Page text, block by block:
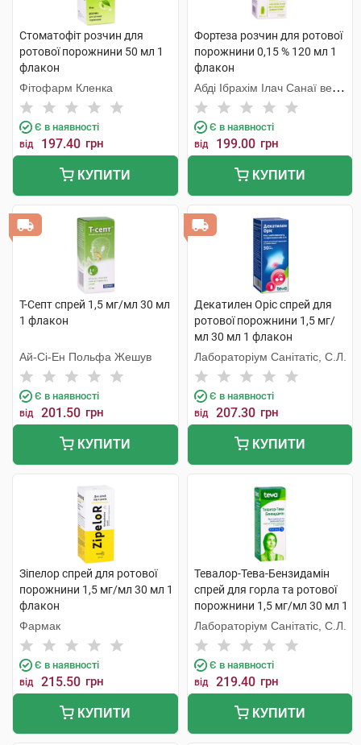
Стоматофіт розчин для
ротової порожнини 50 мл 1
флакон
Фітофарм Кленка
Є в наявності
від 197.40 грн
КУПИТИ
Фортеза розчин для ротової
порожнини 0,15 % 120 мл 1
флакон
Абді Ібрахім Ілач Санаї ве
Тіджарет
Є в наявності
від 199.00 грн
КУПИТИ
Т-Септ спрей 1,5 мг/мл 30 мл
1 флакон
Ай-Сі-Ен Польфа Жешув
Є в наявності
від 201.50 грн
КУПИТИ
Декатилен Оріс спрей для
ротової порожнини 1,5 мг/
мл 30 мл 1 флакон
Лабораторіум Санітатіс, С.Л.
Є в наявності
від 207.30 грн
КУПИТИ
Зіпелор спрей для ротової
порожнини 1,5 мг/мл 30 мл 1
флакон
Фармак
Є в наявності
від 215.50 грн
КУПИТИ
Тевалор-Тева-Бензидамін
спрей для горла та ротової
порожнини 1,5 мг/мл 30 мл 1
флакон
Лабораторіум Санітатіс, С.Л.
Є в наявності
від 219.40 грн
КУПИТИ